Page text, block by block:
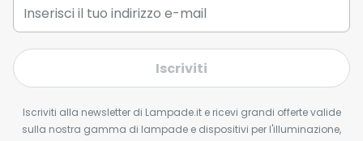
Iscriviti
Iscriviti alla newsletter di Lampade.it e ricevi grandi offerte valide
sulla nostra gamma di lampade e dispositivi per l'illuminazione,